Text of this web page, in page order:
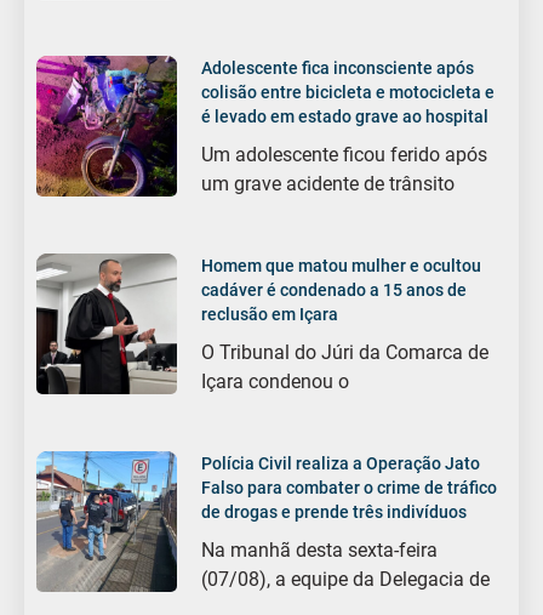
Adolescente fica inconsciente após
colisão entre bicicleta e motocicleta e
é levado em estado grave ao hospital
Um adolescente ficou ferido após
um grave acidente de trânsito
Homem que matou mulher e ocultou
cadáver é condenado a 15 anos de
reclusão em Içara
O Tribunal do Júri da Comarca de
Içara condenou o
Polícia Civil realiza a Operação Jato
Falso para combater o crime de tráfico
de drogas e prende três indivíduos
Na manhã desta sexta-feira
(07/08), a equipe da Delegacia de